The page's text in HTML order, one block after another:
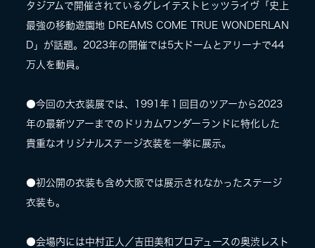
タジアムで開催されているグレイテストヒッツライヴ「史上
最強の移動遊園地 DREAMS COME TRUE WONDERLAN
D」が話題。2023年の開催では5⼤ドームとアリーナで44
万⼈を動員。
●今回の大⾐装展では、1991年１回⽬のツアーから2023
年の最新ツアーまでのドリカムワンダーランドに特化した
貴重なオリジナルステージ⾐装を一挙に展⽰。
●初公開の衣装も含め⼤阪では展⽰されなかったステージ
⾐装も。
●会場内には中村正⼈／吉⽥美和プロデュースの奥渋レスト